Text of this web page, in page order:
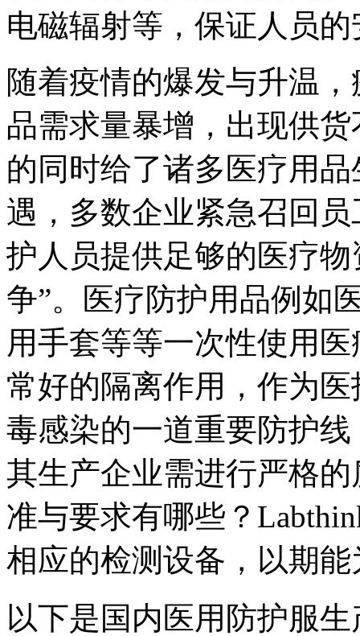
电磁辐射等，保证人员
随着疫情的爆发与升温
品需求量暴增，出现供
的同时给了诸多医疗用
遇，多数企业紧急召回
护人员提供足够的医疗
争”。医疗防护用品例如
用手套等等一次性使用
常好的隔离作用，作为
毒感染的一道重要防护
其生产企业需进行严格
准与要求有哪些？
相应的检测设备，以期
以下是国内医用防护服